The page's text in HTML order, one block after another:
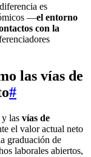
es
—el entorno
con la
las vías de
#
y las vías de
el valor actual neto
graduación de
laborales abiertos,